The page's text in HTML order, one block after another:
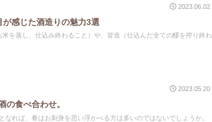
2023.06.02
が感じた酒造りの魅力3選
を蒸し、仕込み終わること）や、皆造（仕込んだ全ての醪を搾り終わ
2023.05.20
の食べ合わせ。